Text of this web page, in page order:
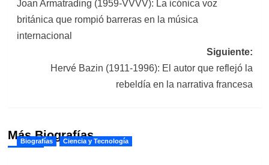
de
entradas
Joan Armatrading (1959-VVVV): La icónica voz
británica que rompió barreras en la música
internacional
Siguiente:
Hervé Bazin (1911-1996): El autor que reflejó la
rebeldía en la narrativa francesa
Más Biografías
Biografías Ciencia y Tecnología